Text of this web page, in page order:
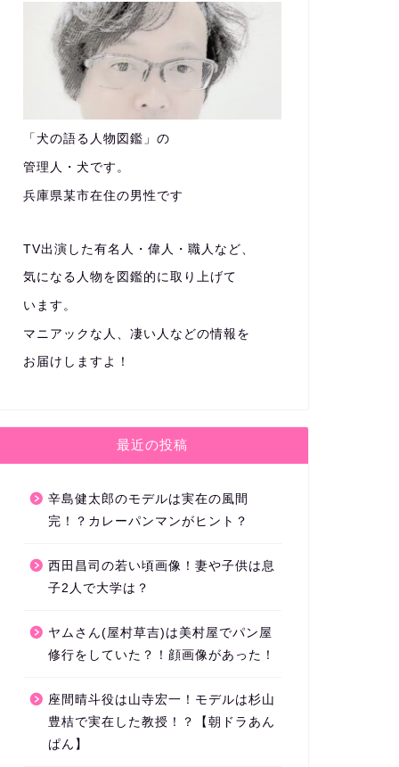
「犬の語る人物図鑑」の
管理人・犬です。
兵庫県某市在住の男性です
TV出演した有名人・偉人・職人など、
気になる人物を図鑑的に取り上げて
います。
マニアックな人、凄い人などの情報を
お届けしますよ！
最近の投稿
辛島健太郎のモデルは実在の風間
完！？カレーパンマンがヒント？
西田昌司の若い頃画像！妻や子供は息
子2人で大学は？
ヤムさん(屋村草吉)は美村屋でパン屋
修行をしていた？！顔画像があった！
座間晴斗役は山寺宏一！モデルは杉山
豊桔で実在した教授！？【朝ドラあん
ぱん】